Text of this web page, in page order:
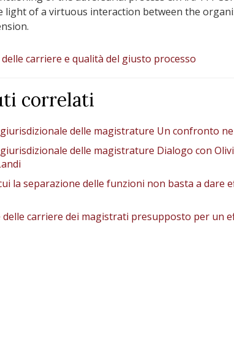
light of a virtuous interaction between the
carriere e qualità del giusto processo
correlati
delle magistrature Un confronto
delle magistrature Dialogo con
la separazione delle funzioni non basta a dare
delle carriere dei magistrati presupposto per un